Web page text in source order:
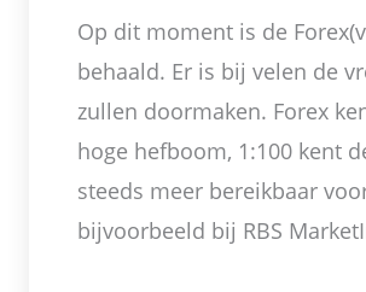
Op dit moment is de
behaald. Er is bij velen de
zullen doormaken. Forex
hoge hefboom, 1:100 kent
steeds meer bereikbaar
bijvoorbeeld bij RBS